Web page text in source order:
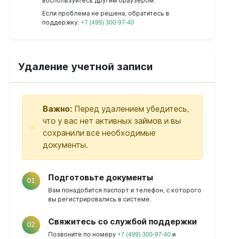
Если проблема не решена, обратитесь в
поддержку: +7 (499) 300-97-40
Удаление учетной записи
Важно: Перед удалением убедитесь,
что у вас нет активных займов и вы
сохранили все необходимые
документы.
01 Подготовьте документы
Вам понадобится паспорт и телефон, с которого
вы регистрировались в системе.
02 Свяжитесь со службой поддержки
Позвоните по номеру +7 (499) 300-97-40 и